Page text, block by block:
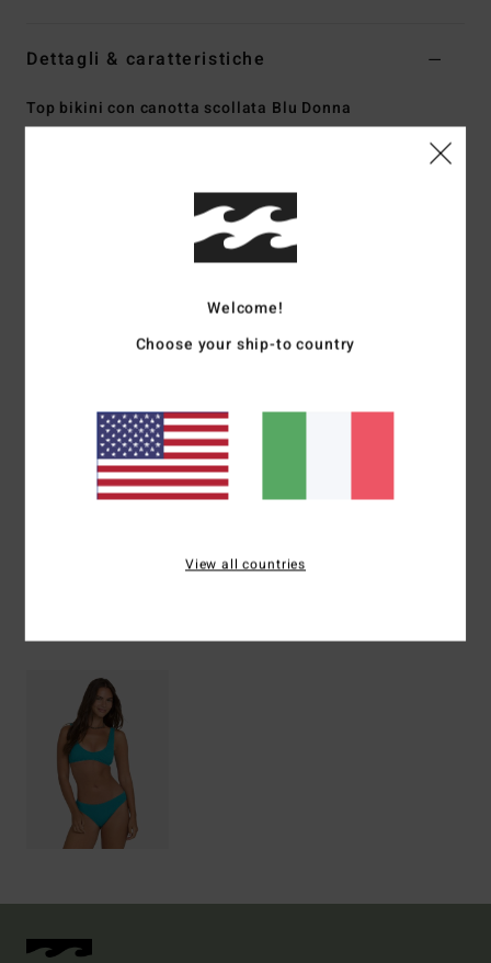
Dettagli & caratteristiche
Top bikini con canotta scollata Blu Donna
Details: Plunging neck
rimovibile
Closure:Pull over
Composizione69% Poliestere riciclato 23% Poliestere 8%
Visti di recente
Welcome!
Choose your ship-to country
View all countries